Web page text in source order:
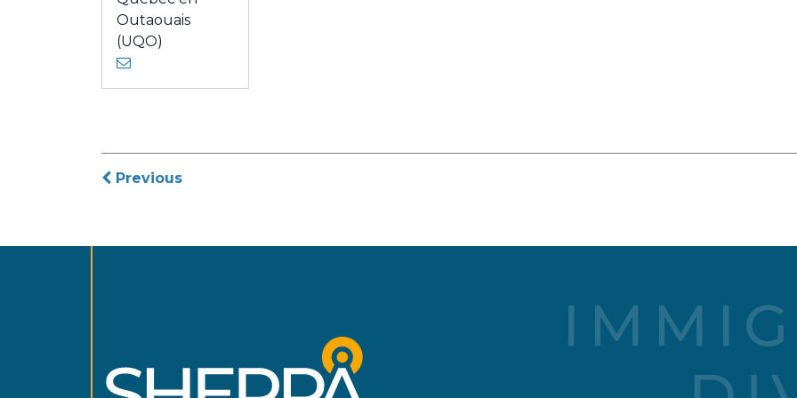
Outaouais
(UQO)
Post
Previous